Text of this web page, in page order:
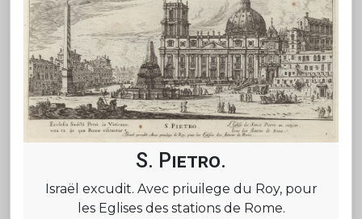
S. Pietro.
Israël excudit. Avec priuilege du Roy, pour
les Eglises des stations de Rome.